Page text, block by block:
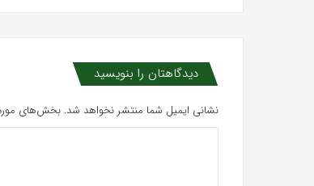
دیدگاهتان را بنویسید
نشانی ایمیل شما منتشر نخواهد شد. بخش‌های